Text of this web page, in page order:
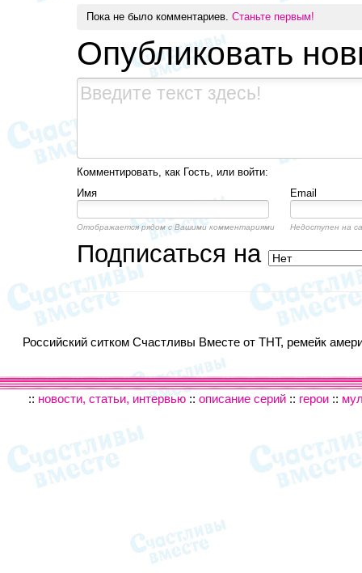
Пока не было комментариев. Станьте первым!
Опубликовать
Комментировать, как Гость, или войти:
Имя
Email
Отображается рядом с Вашими комментариями Недоступен на
Подписаться на
Российский ситком Счастливы Вместе от ТНТ, ремейк
:: новости, статьи, интервью :: описание серий :: герои ::